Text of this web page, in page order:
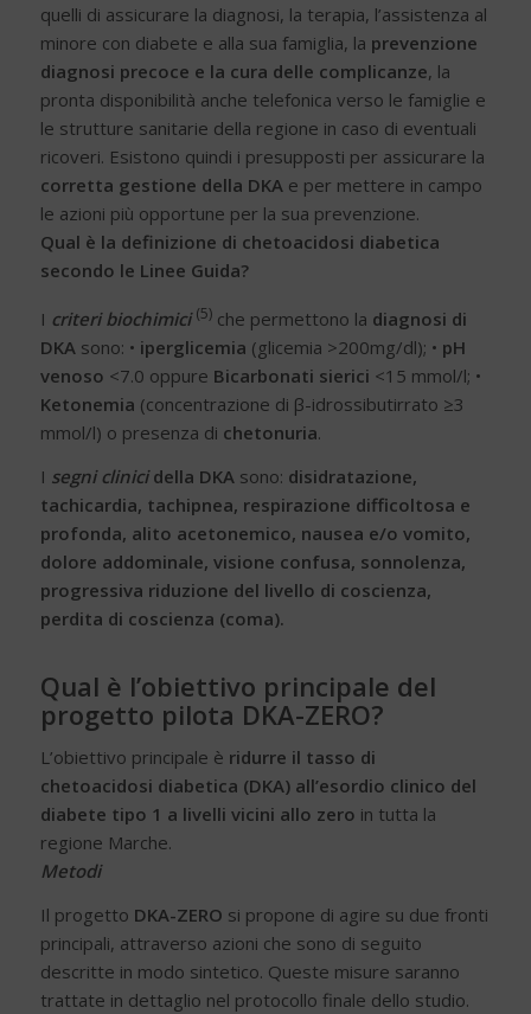
quelli di assicurare la diagnosi, la terapia, l’assistenza al
minore con diabete e alla sua famiglia, la prevenzione
diagnosi precoce e la cura delle complicanze, la
pronta disponibilità anche telefonica verso le famiglie e
le strutture sanitarie della regione in caso di eventuali
ricoveri. Esistono quindi i presupposti per assicurare la
corretta gestione della DKAe per mettere in campo
le azioni più opportune per la sua prevenzione.
Qual è la definizione di chetoacidosi diabetica
secondo le Linee Guida?
I criteri biochimici (5)che permettono la diagnosi di
DKA sono: • iperglicemia (glicemia >200mg/dl); • pH
venoso <7.0 oppure Bicarbonati sierici <15 mmol/l; •
Ketonemia (concentrazione di β-idrossibutirrato ≥3
mmol/l) o presenza di chetonuria.
I segni clinici della DKA sono: disidratazione,
tachicardia, tachipnea, respirazione difficoltosa e
profonda, alito acetonemico, nausea e/o vomito,
dolore addominale, visione confusa, sonnolenza,
progressiva riduzione del livello di coscienza,
perdita di coscienza (coma).
Qual è l’obiettivo principale del
progetto pilota DKA-ZERO?
L’obiettivo principale è ridurre il tasso di
chetoacidosi diabetica (DKA) all’esordio clinico del
diabete tipo 1 a livelli vicini allo zero in tutta la
regione Marche.
Metodi
Il progetto DKA-ZERO si propone di agire su due fronti
principali, attraverso azioni che sono di seguito
descritte in modo sintetico. Queste misure saranno
trattate in dettaglio nel protocollo finale dello studio.